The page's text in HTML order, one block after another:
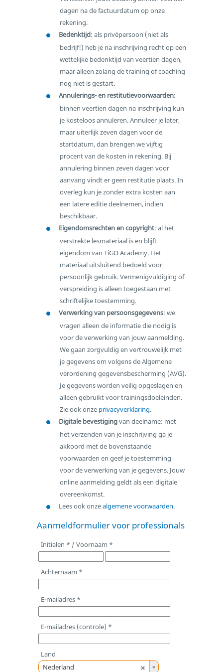
dagen na de factuurdatum op onze
rekening.
Bedenktijd: als privépersoon (niet als
bedrijf!) heb je na inschrijving recht op een
wettelijke bedenktijd van veertien dagen,
maar alleen zolang de training of coaching
nog niet is gestart.
Annulerings- en restitutievoorwaarden:
binnen veertien dagen na inschrijving kun
je kosteloos annuleren. Annuleer je later,
maar uiterlijk zeven dagen voor de
startdatum, dan brengen we vijftig
procent van de kosten in rekening. Bij
annulering binnen zeven dagen voor
aanvang vindt er geen restitutie plaats. In
overleg kun je zonder extra kosten aan
een latere editie deelnemen, indien
beschikbaar.
Eigendomsrechten en copyright: al het
verstrekte lesmateriaal is en blijft
eigendom van TiGO Academy. Het
materiaal uitsluitend bedoeld voor
persoonlijk gebruik. Vermenigvuldiging of
verspreiding is alleen toegestaan met
schriftelijke toestemming.
Verwerking van persoonsgegevens: we
vragen alleen de informatie die nodig is
voor de verwerking van jouw aanmelding.
We gaan zorgvuldig en vertrouwelijk met
je gegevens om volgens de Algemene
verordening gegevensbescherming (AVG).
Je gegevens worden veilig opgeslagen en
alleen gebruikt voor trainingsdoeleinden.
Zie ook onze privacyverklaring.
Digitale bevestigingvan deelname: met
het verzenden van je inschrijving ga je
akkoord met de bovenstaande
voorwaarden en geef je toestemming
voor de verwerking van je gegevens. Jouw
online aanmelding geldt als een digitale
overeenkomst.
Lees ook onzealgemene voorwaarden.
Aanmeldformulier voor professionals
Initialen * / Voornaam *
Achternaam *
E-mailadres *
E-mailadres (controle) *
Land
Nederland
L